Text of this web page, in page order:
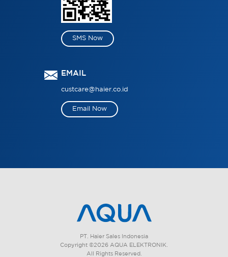
SMS Now
EMAIL
custcare@haier.co.id
Email Now
PT. Haier Sales Indonesia
Copyright ©2026 AQUA ELEKTRONIK.
All Rights Reserved.